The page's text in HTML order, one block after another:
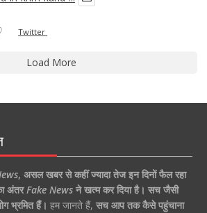
Twitter
Load More
, असल खबर से कहीं ज्यादा तेज इन दिनों फैल रहा
अंतरFake Newsने खत्म कर दिया है। सच जैसी
भ्रमित हैं। हम जानते हैं, सच आप तक कैसे पहुंचाना